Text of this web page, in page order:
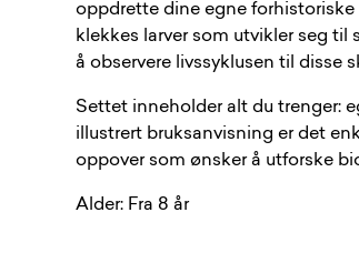
oppdrette dine egne forhistoriske
klekkes larver som utvikler seg til
å observere livssyklusen til disse
Settet inneholder alt du trenger:
illustrert bruksanvisning er det
oppover som ønsker å utforske
Alder: Fra 8 år